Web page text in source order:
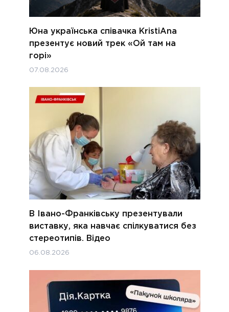
Юна українська співачка KristiAna
презентує новий трек «Ой там на
горі»
07.08.2026
В Івано-Франківську презентували
виставку, яка навчає спілкуватися без
стереотипів. Відео
06.08.2026